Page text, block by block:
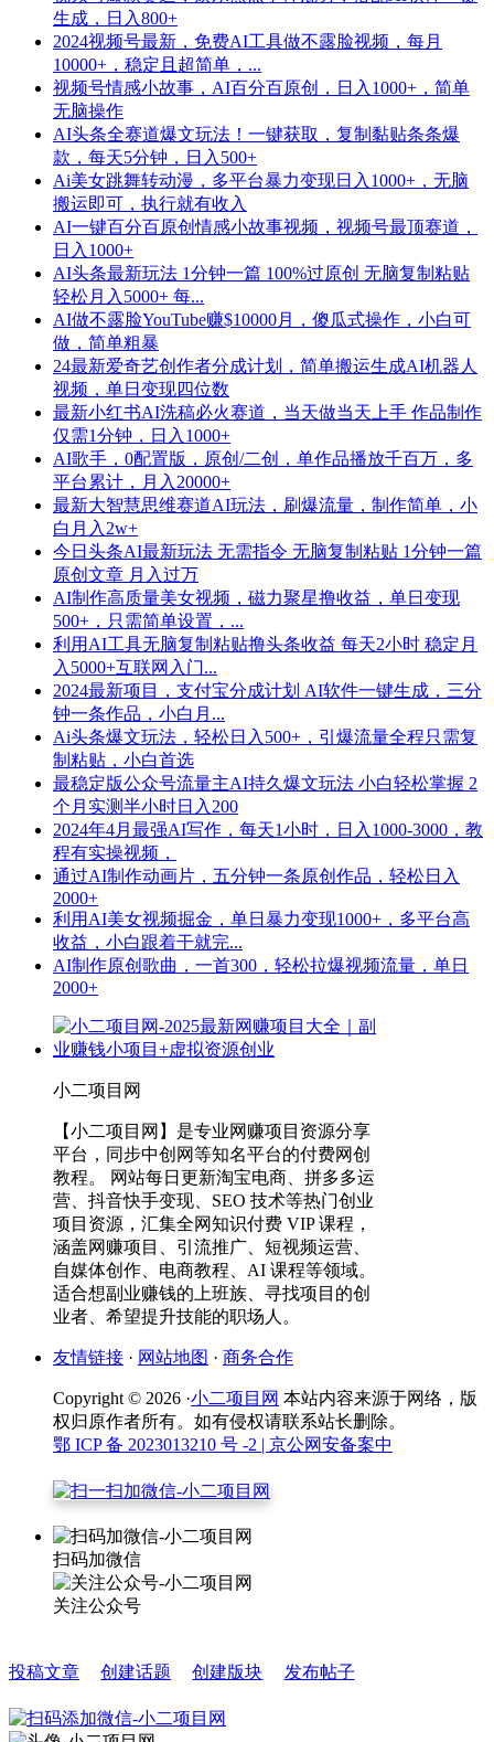
生成，日入800+
2024视频号最新，免费AI工具做不露脸视频，每月
10000+，稳定且超简单，...
视频号情感小故事，AI百分百原创，日入1000+，简单
无脑操作
AI头条全赛道爆文玩法！一键获取，复制黏贴条条爆
款，每天5分钟，日入500+
Ai美女跳舞转动漫，多平台暴力变现日入1000+，无脑
搬运即可，执行就有收入
AI一键百分百原创情感小故事视频，视频号最顶赛道，
日入1000+
AI头条最新玩法 1分钟一篇 100%过原创 无脑复制粘贴
轻松月入5000+ 每...
AI做不露脸YouTube赚$10000月，傻瓜式操作，小白可
做，简单粗暴
24最新爱奇艺创作者分成计划，简单搬运生成AI机器人
视频，单日变现四位数
最新小红书AI洗稿必火赛道，当天做当天上手 作品制作
仅需1分钟，日入1000+
AI歌手，0配置版，原创/二创，单作品播放千百万，多
平台累计，月入20000+
最新大智慧思维赛道AI玩法，刷爆流量，制作简单，小
白月入2w+
今日头条AI最新玩法 无需指令 无脑复制粘贴 1分钟一篇
原创文章 月入过万
AI制作高质量美女视频，磁力聚星撸收益，单日变现
500+，只需简单设置，...
利用AI工具无脑复制粘贴撸头条收益 每天2小时 稳定月
入5000+互联网入门...
2024最新项目，支付宝分成计划 AI软件一键生成，三分
钟一条作品，小白月...
Ai头条爆文玩法，轻松日入500+，引爆流量全程只需复
制粘贴，小白首选
最稳定版公众号流量主AI持久爆文玩法 小白轻松掌握 2
个月实测半小时日入200
2024年4月最强AI写作，每天1小时，日入1000-3000，教
程有实操视频，
通过AI制作动画片，五分钟一条原创作品，轻松日入
2000+
利用AI美女视频掘金，单日暴力变现1000+，多平台高
收益，小白跟着干就完...
AI制作原创歌曲，一首300，轻松拉爆视频流量，单日
2000+
小二项目网
【小二项目网】是专业网赚项目资源分享
平台，同步中创网等知名平台的付费网创
教程。 网站每日更新淘宝电商、拼多多运
营、抖音快手变现、SEO 技术等热门创业
项目资源，汇集全网知识付费 VIP 课程，
涵盖网赚项目、引流推广、短视频运营、
自媒体创作、电商教程、AI 课程等领域。
适合想副业赚钱的上班族、寻找项目的创
业者、希望提升技能的职场人。
友情链接 · 网站地图 · 商务合作
Copyright © 2026 ·小二项目网 本站内容来源于网络，版
权归原作者所有。如有侵权请联系站长删除。
鄂 ICP 备 2023013210 号 -2 | 京公网安备案中
扫码加微信
关注公众号
投稿文章 创建话题 创建版块 发布帖子